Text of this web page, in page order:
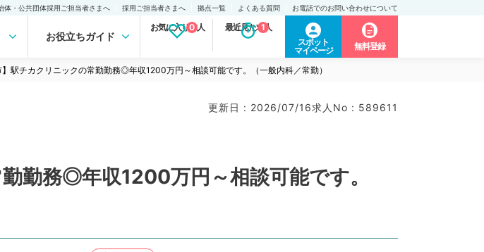
体・公共団体採用ご担当者さまへ 採用ご担当者さまへ 拠点一覧 よくある質問 お電話でのお問い合わせについて
お役立ちガイド
お気に入り求人
0 最近見た求人
1
スポット
マイページ
無料登録
】駅チカクリニックの常勤勤務◎年収1200万円～相談可能です。（一般内科／常勤）
更新日 : 2026/07/16求人No : 589611
勤務◎年収1200万円～相談可能です。